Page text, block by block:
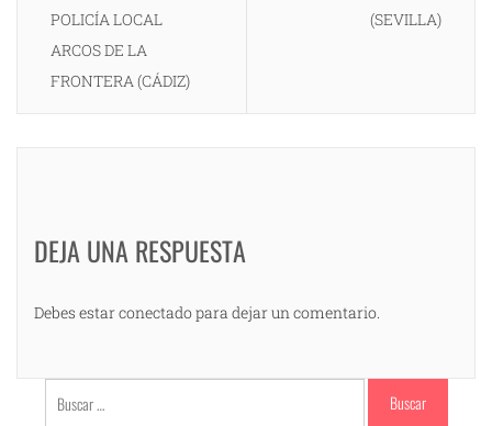
POLICÍA LOCAL
ARCOS DE LA
FRONTERA (CÁDIZ)
(SEVILLA)
DEJA UNA RESPUESTA
Debes estar conectado para dejar un comentario.